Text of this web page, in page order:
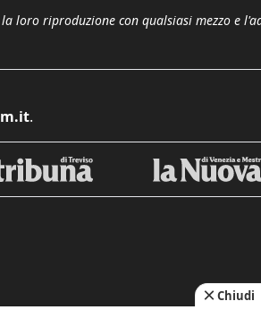
loro riproduzione con qualsiasi mezzo e
.
Chiudi